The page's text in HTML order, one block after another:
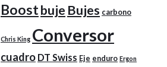
Boostbuje Bujes carbono
Chris King Conversor
cuadro DT Swiss Eje enduro Ergon